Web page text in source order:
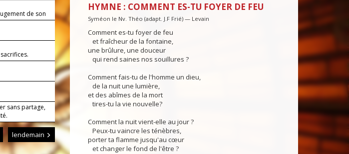
de son
sans partage,
lendemain
HYMNE : COMMENT ES-TU FOYER DE FEU
Syméon le Nv. Théo (adapt. J.F Frié) — Levain
Comment es-tu foyer de feu
et fraîcheur de la fontaine,
une brûlure, une douceur
qui rend saines nos souillures ?
Comment fais-tu de l'homme un dieu,
de la nuit une lumière,
et des abîmes de la mort
tires-tu la vie nouvelle?
Comment la nuit vient-elle au jour ?
Peux-tu vaincre les ténèbres,
porter ta flamme jusqu'au cœur
et changer le fond de l'être ?